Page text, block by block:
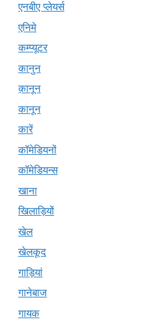
एनबीए प्लेयर्स
एनिमे
कम्प्यूटर
कानुन
क़ानून
कानून
कारें
कॉमेडियनों
कॉमेडियन्स
खाना
खिलाड़ियों
खेल
खेलकूद
गाड़ियां
गानेबाज
गायक